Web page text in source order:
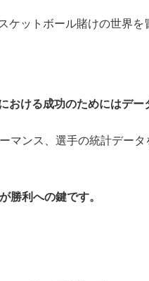
ットボール賭けの世界を
ける成功のためにはデー
マンス、選手の統計デー
勝利への鍵です。